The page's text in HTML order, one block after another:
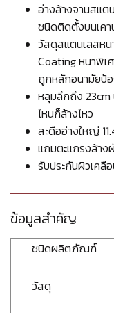
อ่างล้างจานสแต
ชนิดติดตั้งบนเคา
วัสดุสแตนเลสหน
Coating หนาพิเ
ถูกหลักอนามัยป้อ
หลุมลึกถึง 23cm
ไหนก็ล้างไหว
สะดืออ่างใหญ่
แถมตะแกรงล้าง
รับประกันผิวเคลื
ข้อมูลสำคัญ
ชนิดผลิตภัณฑ์
วัสดุ